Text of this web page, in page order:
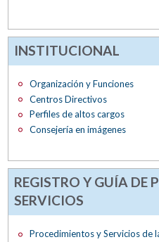
INSTITUCIONAL
Organización y Funciones
Centros Directivos
Perfiles de altos cargos
Consejería en imágenes
REGISTRO Y GUÍA DE
SERVICIOS
Procedimientos y Servicios de